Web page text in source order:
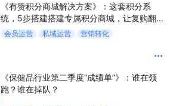
产品场景库
帮助中心
行业报告
《有赞积分商城解决方案》：这套积分系
统，5步搭建搭建专属积分商城，让复购翻
倍！
会员运营 私域运营 营销转化
《保健品行业第二季度“成绩单”》：谁在领
跑？谁在掉队？